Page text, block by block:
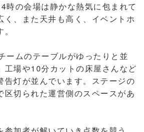
の会場は静かな熱気に包まれて
く、また天井も高く、イベントホ
ームのテーブルがゆったりと並
工場や10分カットの床屋さんなど
告灯が並んでいます。ステージの
区切られた運営側のスペースがあ